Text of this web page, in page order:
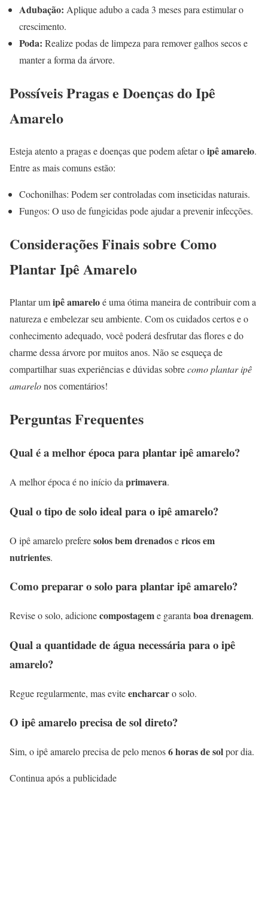
Adubação: Aplique adubo a cada 3 meses para estimular o
crescimento.
Poda: Realize podas de limpeza para remover galhos secos e
manter a forma da árvore.
Possíveis Pragas e Doenças do Ipê
Amarelo
Esteja atento a pragas e doenças que podem afetar oipê amarelo.
Entre as mais comuns estão:
Cochonilhas: Podem ser controladas com inseticidas naturais.
Fungos: O uso de fungicidas pode ajudar a prevenir infecções.
Considerações Finais sobre Como
Plantar Ipê Amarelo
Plantar umipê amareloé uma ótima maneira de contribuir com a
natureza e embelezar seu ambiente. Com os cuidados certos e o
conhecimento adequado, você poderá desfrutar das flores e do
charme dessa árvore por muitos anos. Não se esqueça de
compartilhar suas experiências e dúvidas sobrecomo plantar ipê
amarelonos comentários!
Perguntas Frequentes
Qual é a melhor época para plantar ipê amarelo?
A melhor época é no início daprimavera.
Qual o tipo de solo ideal para o ipê amarelo?
O ipê amarelo preferesolos bem drenadosericos em
nutrientes.
Como preparar o solo para plantar ipê amarelo?
Revise o solo, adicionecompostageme garanta boa drenagem.
Qual a quantidade de água necessária para o ipê
amarelo?
Regue regularmente, mas eviteencharcaro solo.
O ipê amarelo precisa de sol direto?
Sim, o ipê amarelo precisa de pelo menos6 horas de solpor dia.
Continua após a publicidade